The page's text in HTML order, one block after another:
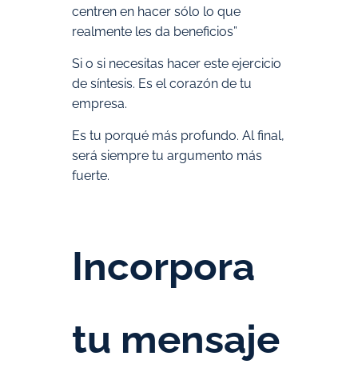
centren en hacer sólo lo que
realmente les da beneficios”
Si o si necesitas hacer este ejercicio
de síntesis. Es el corazón de tu
empresa.
Es tu porqué más profundo. Al final,
será siempre tu argumento más
fuerte.
Incorpora
tu mensaje